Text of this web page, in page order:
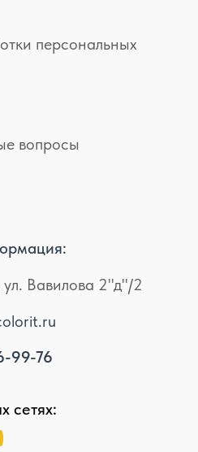
персональных
вопросы
Вавилова 2"д"/2
99-76
сетях: